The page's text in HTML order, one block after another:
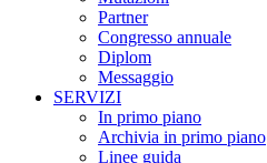
Partner
Congresso annuale
Diplom
Messaggio
SERVIZI
In primo piano
Archivia in primo piano
Linee guida